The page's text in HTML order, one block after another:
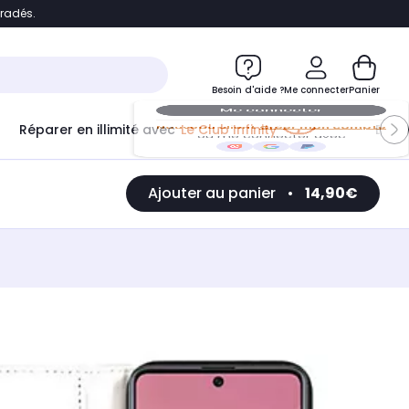
Accéder directement au chatbot
Besoin d'aide ?Me connecter
Me connecter
Nouveau clientCréer mon compte
ou me connecter avec
Panier
Réparer en illimité avec Le Club Infinity
Ajouter au panier • 14,90€